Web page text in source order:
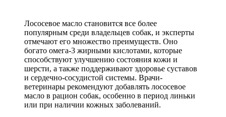
Лососевое масло становится все более
популярным среди владельцев собак, и эксперты
отмечают его множество преимуществ. Оно
богато омега-3 жирными кислотами, которые
способствуют улучшению состояния кожи и
шерсти, а также поддерживают здоровье суставов
и сердечно-сосудистой системы. Врачи-
ветеринары рекомендуют добавлять лососевое
масло в рацион собак, особенно в период линьки
или при наличии кожных заболеваний.